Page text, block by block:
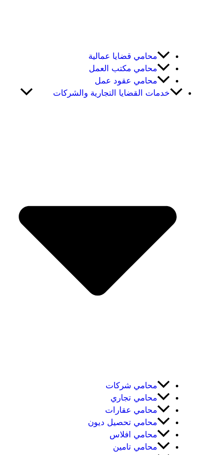
محامي قضايا عمالية
محامي مكتب العمل
محامي عقود عمل
خدمات القضايا التجارية والشركات
محامي شركات
محامي تجاري
محامي عقارات
محامي تحصيل ديون
محامي افلاس
محامي تامين